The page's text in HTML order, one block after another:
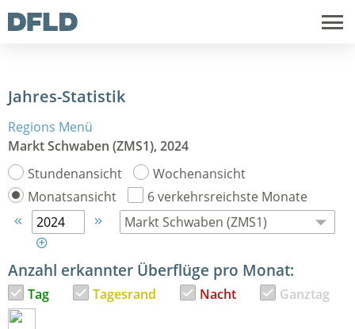
Jahres-Statistik
Regions Menü
Markt Schwaben (ZMS1), 2024
Stundenansicht
Wochenansicht
Monatsansicht
6 verkehrsreichste Monate



Anzahl erkannter Überflüge pro Monat:
Tag Tagesrand Nacht Ganztag